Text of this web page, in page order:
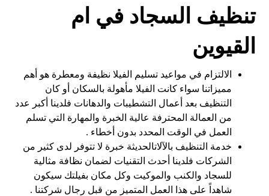
تنظيف السجاد في ام
القيوين
الالتزام في مواعيد تسليم الفيلا نظيفة ومعطرة هو أهم
مميزاتنا سواء كانت الفيلا مأهولة بالسكان أو كان
التنظيف بعد أعمال التشطيبات والدهانات فلدينا أكبر عدد
من العمالة المحترفة عالية الخبرة والمهارة التي تسلم
العمل في الوقت المحدد بدون أخطاء .
خدمة التنظيف بالآلاتالحديثة خبرة لا تتوفر لدى كثير من
الشركات فلدينا أحدث التقنيات لضمان نظافة مثالية
للسجاد والكنب والموكيت وكل مكان بفيلتك سيكون
شاهداً على هذا العمل المتميز من قبل رجال شركتنا .